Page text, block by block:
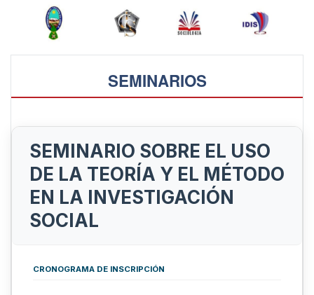
SEMINARIOS
SEMINARIO SOBRE EL USO
DE LA TEORÍA Y EL MÉTODO
EN LA INVESTIGACIÓN
SOCIAL
CRONOGRAMA DE INSCRIPCIÓN